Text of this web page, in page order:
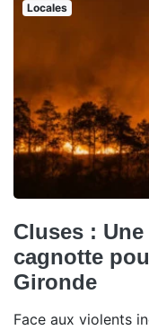
Locales
Cluses :
cagnotte
Gironde
Face aux violents